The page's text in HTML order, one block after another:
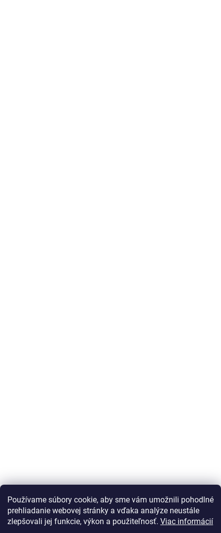
Používame súbory cookie, aby sme vám umožnili pohodlné
prehliadanie webovej stránky a vďaka analýze neustále
zlepšovali jej funkcie, výkon a použiteľnosť. Viac informácií